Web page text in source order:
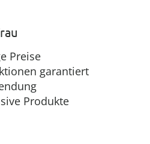
Preise
garantiert
Produkte